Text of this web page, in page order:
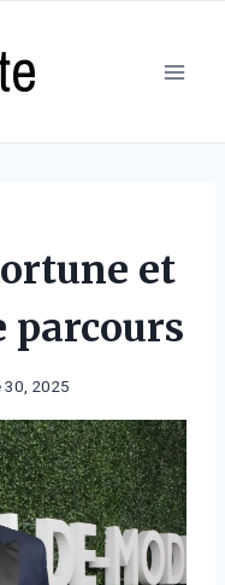
et
parcours
30, 2025